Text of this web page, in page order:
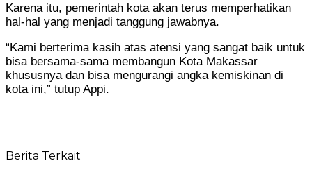
Karena itu, pemerintah kota akan terus memperhatikan
hal-hal yang menjadi tanggung jawabnya.
“Kami berterima kasih atas atensi yang sangat baik untuk
bisa bersama-sama membangun Kota Makassar
khususnya dan bisa mengurangi angka kemiskinan di
kota ini,” tutup Appi.
Berita Terkait